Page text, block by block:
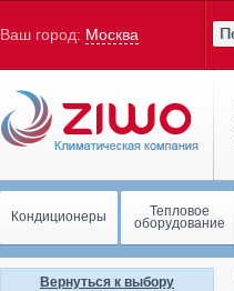
Ваш город: Москва
Кондиционеры Тепловое
оборудование
Вернуться к выбору